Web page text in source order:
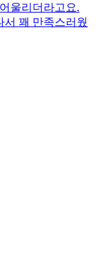
울리더라고요.
서 꽤 만족스러웠